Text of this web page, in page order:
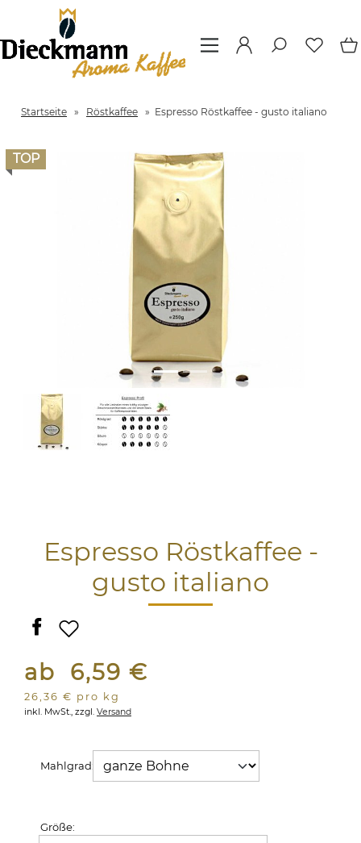
Startseite » Röstkaffee » Espresso Röstkaffee - gusto italiano
TOP
Espresso Röstkaffee -
gusto italiano
ab 6,59 €
26,36 € pro kg
inkl. MwSt., zzgl. Versand
Mahlgrad:
Größe: